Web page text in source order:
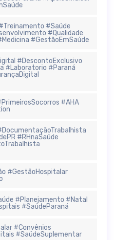
#Saúde
#Qualidade
#GestãoEmSaúde
#DescontoExclusivo
#Laboratorio #Paraná
#AHA
#RHnaSaúde
#GestãoHospitalar
#Planejamento #Natal
#SaúdeParaná
#Convênios
#SaúdeSuplementar